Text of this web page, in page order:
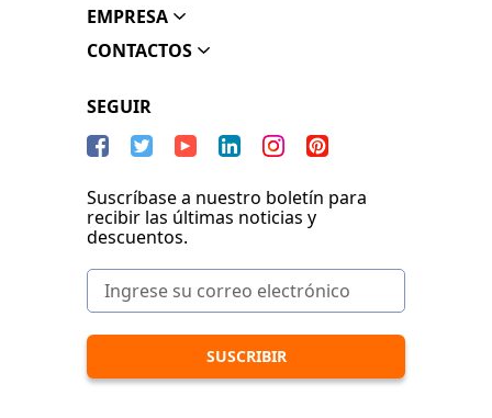
EMPRESA
CONTACTOS
SEGUIR
Suscríbase a nuestro boletín para
recibir las últimas noticias y
descuentos.